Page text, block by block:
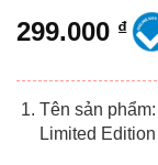
299.000 ₫
Tên sản phẩm:
Limited Edition